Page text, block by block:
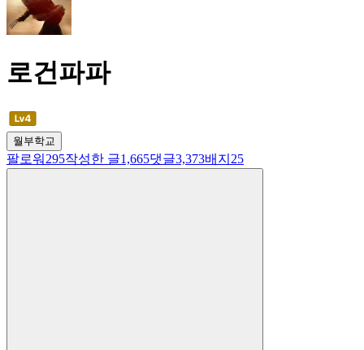
로건파파
월부학교
팔로워 295작성한 글1,665댓글3,373배지 25